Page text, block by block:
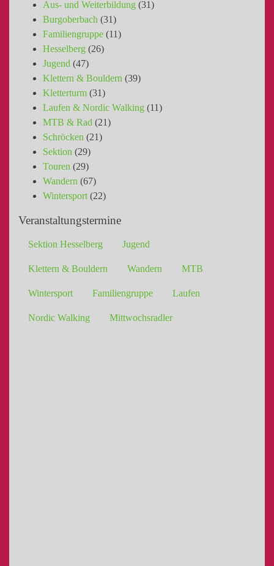
Aus- und Weiterbildung (31)
Burgoberbach (31)
Familiengruppe (11)
Hesselberg (26)
Jugend (47)
Klettern & Bouldern (39)
Kletterturm (31)
Laufen & Nordic Walking (11)
MTB & Rad (21)
Schröcken (21)
Sektion (29)
Touren (29)
Wandern (67)
Wintersport (22)
Veranstaltungstermine
Sektion Hesselberg Jugend
Klettern & Bouldern Wandern MTB
Wintersport Familiengruppe Laufen
Nordic Walking Mittwochsradler